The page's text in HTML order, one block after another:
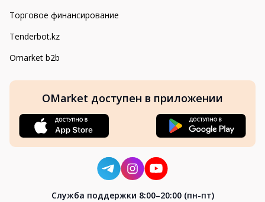
Торговое финансирование
Tenderbot.kz
Omarket b2b
OMarket доступен в приложении
Cлужба поддержки 8:00–20:00 (пн-пт)